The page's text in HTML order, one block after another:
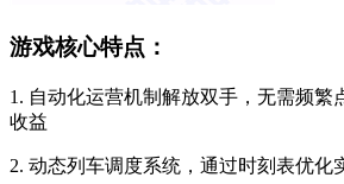
游戏核心特点：
1. 自动化运营机制解放双手，无需频繁
收益
2. 动态列车调度系统，通过时刻表优化